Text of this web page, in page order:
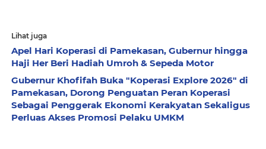
Lihat juga
Apel Hari Koperasi di Pamekasan, Gubernur hingga
Haji Her Beri Hadiah Umroh & Sepeda Motor
Gubernur Khofifah Buka "Koperasi Explore 2026" di
Pamekasan, Dorong Penguatan Peran Koperasi
Sebagai Penggerak Ekonomi Kerakyatan Sekaligus
Perluas Akses Promosi Pelaku UMKM